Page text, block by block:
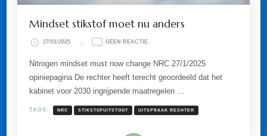
Mindset stikstof moet nu anders
27/01/2025 GEEN REACTIEOP
STIKSTOF
MOET
NU
Nitrogen mindset must now change NRC 27/1/2025
opiniepagina De rechter heeft terecht geoordeeld dat het
kabinet voor 2030 ingrijpende maatregelen …
TAGS: NRC STIKSTOFUITSTOOT UITSPRAAK RECHTER